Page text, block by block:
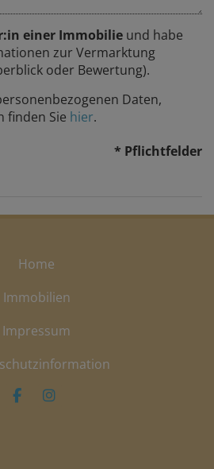
einer Immobilie und habe
zur Vermarktung
oder Bewertung).
Daten,
finden Sie hier.
* Pflichtfelder
Home
Immobilien
Impressum